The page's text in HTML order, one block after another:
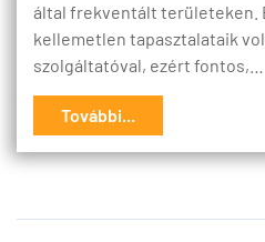
által frekventált területeken.
kellemetlen tapasztalataik
szolgáltatóval, ezért fontos,…
További...